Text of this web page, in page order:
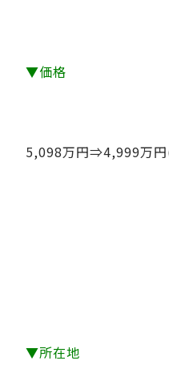
▼価格
5,098万円⇒4,999万円
▼所在地